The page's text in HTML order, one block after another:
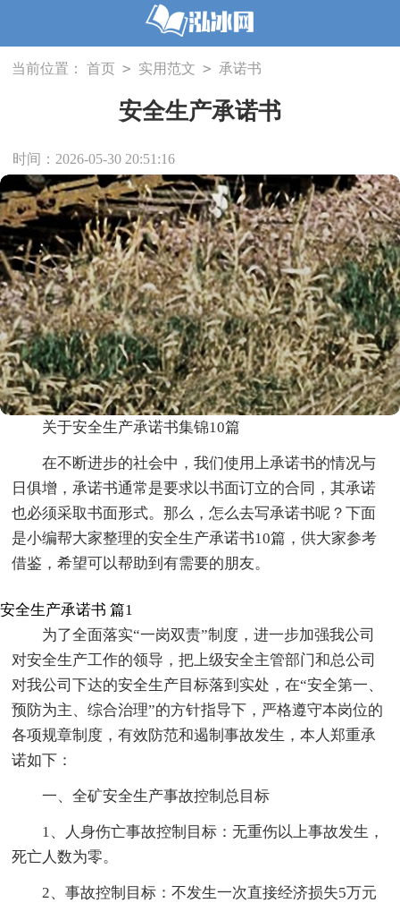
当前位置： 首页 > 实用范文 > 承诺书
安全生产承诺书
时间：2026-05-30 20:51:16
关于安全生产承诺书集锦10篇
在不断进步的社会中，我们使用上承诺书的情况与
日俱增，承诺书通常是要求以书面订立的合同，其承诺
也必须采取书面形式。那么，怎么去写承诺书呢？下面
是小编帮大家整理的安全生产承诺书10篇，供大家参考
借鉴，希望可以帮助到有需要的朋友。
安全生产承诺书 篇1
为了全面落实“一岗双责”制度，进一步加强我公司
对安全生产工作的领导，把上级安全主管部门和总公司
对我公司下达的安全生产目标落到实处，在“安全第一、
预防为主、综合治理”的方针指导下，严格遵守本岗位的
各项规章制度，有效防范和遏制事故发生，本人郑重承
诺如下：
一、全矿安全生产事故控制总目标
1、人身伤亡事故控制目标：无重伤以上事故发生，
死亡人数为零。
2、事故控制目标：不发生一次直接经济损失5万元